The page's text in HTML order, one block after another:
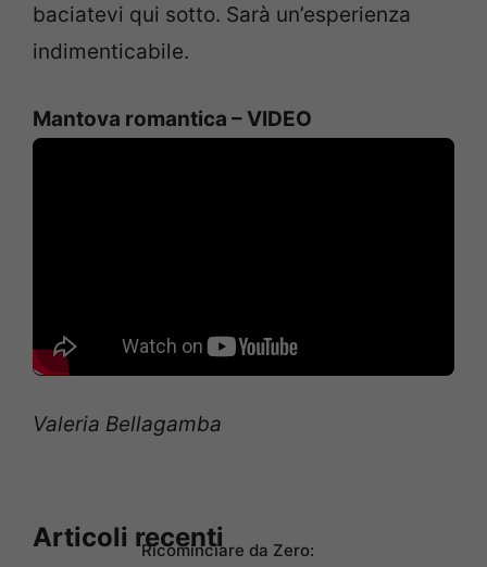
baciatevi qui sotto. Sarà un’esperienza
indimenticabile.
Mantova romantica – VIDEO
Valeria Bellagamba
Articoli recentiRicominciare da Zero: